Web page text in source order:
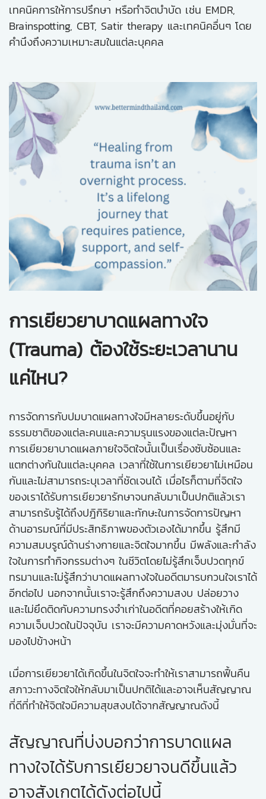
เทคนิคการให้การปรึกษา หรือทำจิตบำบัด เช่น EMDR,
Brainspotting, CBT, Satir therapy และเทคนิคอื่นๆ โดย
คำนึงถึงความเหมาะสมในแต่ละบุคคล
การเยียวยาบาดแผลทางใจ
(Trauma) ต้องใช้ระยะเวลานาน
แค่ไหน?
การจัดการกับปมบาดแผลทางใจมีหลายระดับขึ้นอยู่กับ
ธรรมชาติของแต่ละคนและความรุนแรงของแต่ละปัญหา
การเยียวยาบาดแผลภายใจจิตใจนั้นเป็นเรื่องซับซ้อนและ
แตกต่างกันในแต่ละบุคคล เวลาที่ใช้ในการเยียวยาไม่เหมือน
กันและไม่สามารถระบุเวลาที่ชัดเจนได้ เมื่อไรก็ตามที่จิตใจ
ของเราได้รับการเยียวยารักษาจนกลับมาเป็นปกติแล้วเรา
สามารถรับรู้ได้ถึงปฎิกิริยาและทักษะในการจัดการปัญหา
ด้านอารมณ์ที่มีประสิทธิภาพของตัวเองได้มากขึ้น รู้สึกมี
ความสมบรูณ์ด้านร่างกายและจิตใจมากขึ้น มีพลังและกำลัง
ใจในการทำกิจกรรมต่างๆ ในชีวิตโดยไม่รู้สึกเจ็บปวดทุกข์
ทรมานและไม่รู้สึกว่าบาดแผลทางใจในอดีตมารบกวนใจเราได้
อีกต่อไป นอกจากนั้นเราจะรู้สึกถึงความสงบ ปล่อยวาง
และไม่ยึดติดกับความทรงจำเก่าในอดีตที่คอยสร้างให้เกิด
ความเจ็บปวดในปัจจุบัน เราจะมีความคาดหวังและมุ่งมั่นที่จะ
มองไปข้างหน้า
เมื่อการเยียวยาได้เกิดขึ้นในจิตใจจะทำให้เราสามารถฟื้นคืน
สภาวะทางจิตใจให้กลับมาเป็นปกติได้และอาจเห็นสัญญาณ
ที่ดีที่ทำให้จิตใจมีความสุขสงบได้จากสัญญาณดังนี้
สัญญาณที่บ่งบอกว่าการบาดแผล
ทางใจได้รับการเยียวยาจนดีขึ้นแล้ว
อาจสังเกตได้ดังต่อไปนี้